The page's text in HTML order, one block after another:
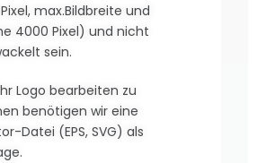
max.Bildbreite und
4000 Pixel) und nicht
sein.
Logo bearbeiten zu
benötigen wir eine
Datei (EPS, SVG) als